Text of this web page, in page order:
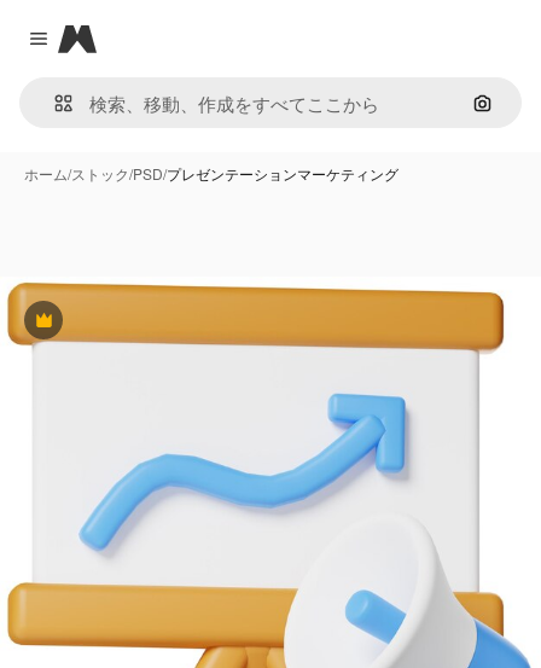
Close menu
Magnific
画像で
ホーム/ストック/PSD/プレゼンテーションマーケティング
Premium